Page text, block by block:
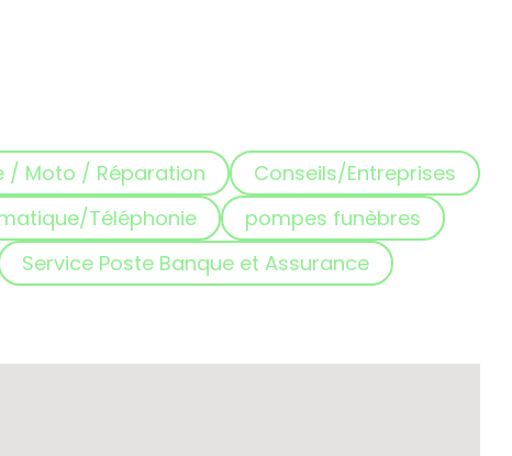
/ Moto / Réparation
Conseils/Entreprises
Téléphonie
pompes funèbres
Service Poste Banque et Assurance